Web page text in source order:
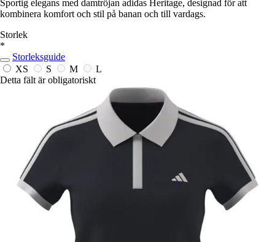
Sportig elegans med damtröjan adidas Heritage, designad för att
kombinera komfort och stil på banan och till vardags.
Storlek
*
Storleksguide
XS
S M
L
Detta fält är obligatoriskt